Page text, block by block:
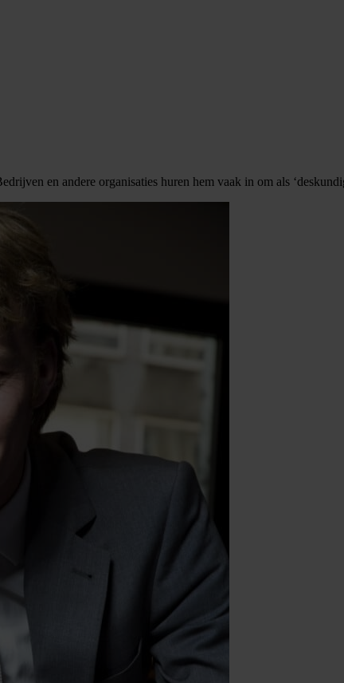
en andere organisaties huren hem vaak in om als